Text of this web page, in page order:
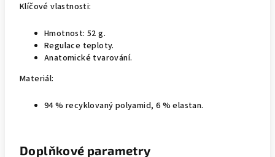
Klíčové vlastnosti:
Hmotnost: 52 g.
Regulace teploty.
Anatomické tvarování.
Materiál:
94 % recyklovaný polyamid, 6 % elastan.
Doplňkové parametry